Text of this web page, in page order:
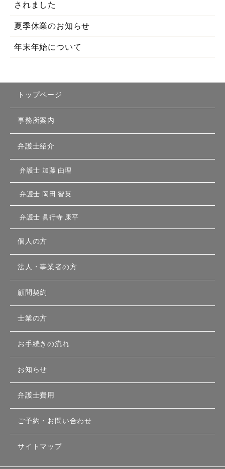
されました
夏季休業のお知らせ
年末年始について
トップページ
事務所案内
弁護士紹介
弁護士 加藤 由理
弁護士 岡田 智英
弁護士 眞行寺 康平
個人の方
法人・事業者の方
顧問契約
士業の方
お手続きの流れ
お知らせ
弁護士費用
ご予約・お問い合わせ
サイトマップ